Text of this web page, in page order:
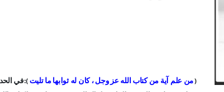
في:(من علم آية من كتاب الله عز وجل ، كان له ثوابها ما تليت)